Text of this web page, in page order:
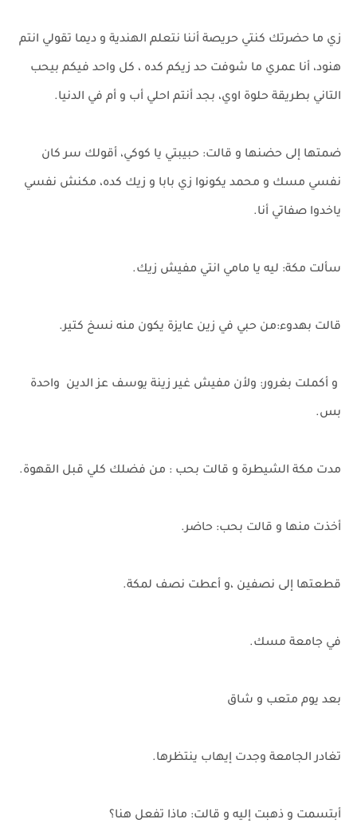
زي ما حضرتك كنتي حريصة أننا نتعلم الهندية و ديما تقولي انتم
هنود، أنا عمري ما شوفت حد زيكم كده ، كل واحد فيكم بيحب
التاني بطريقة حلوة اوي، بجد أنتم احلي أب و أم في الدنيا.
ضمتها إلى حضنها و قالت: حبيبتي يا كوكي، أقولك سر كان
نفسي مسك و محمد يكونوا زي بابا و زيك كده، مكنش نفسي
ياخدوا صفاتي أنا.
سألت مكة: ليه يا مامي انتي مفيش زيك.
قالت بهدوء:من حبي في زين عايزة يكون منه نسخ كتير.
و أكملت بغرور: ولأن مفيش غير زينة يوسف عز الدين واحدة
بس.
مدت مكة الشيطرة و قالت بحب : من فضلك كلي قبل القهوة.
أخذت منها و قالت بحب: حاضر.
قطعتها إلى نصفين ،و أعطت نصف لمكة.
في جامعة مسك.
بعد يوم متعب و شاق
تغادر الجامعة وجدت إيهاب ينتظرها.
أبتسمت و ذهبت إليه و قالت: ماذا تفعل هنا؟